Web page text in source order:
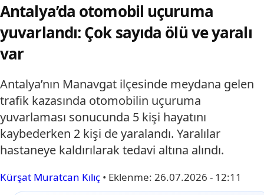
Antalya’da otomobil uçuruma
yuvarlandı: Çok sayıda ölü ve yaralı
var
Antalya’nın Manavgat ilçesinde meydana gelen
trafik kazasında otomobilin uçuruma
yuvarlaması sonucunda 5 kişi hayatını
kaybederken 2 kişi de yaralandı. Yaralılar
hastaneye kaldırılarak tedavi altına alındı.
Kürşat Muratcan Kılıç • Eklenme: 26.07.2026 - 12:11